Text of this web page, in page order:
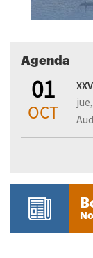
Agenda
01
OCT